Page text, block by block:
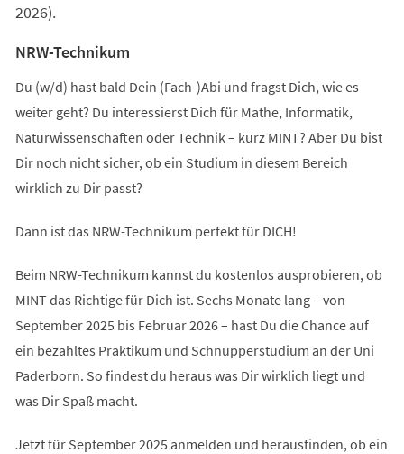
2026).
NRW-Technikum
Du (w/d) hast bald Dein (Fach-)Abi und fragst Dich, wie es
weiter geht? Du interessierst Dich für Mathe, Informatik,
Naturwissenschaften oder Technik – kurz MINT? Aber Du bist
Dir noch nicht sicher, ob ein Studium in diesem Bereich
wirklich zu Dir passt?
Dann ist das NRW-Technikum perfekt für DICH!
Beim NRW-Technikum kannst du kostenlos ausprobieren, ob
MINT das Richtige für Dich ist. Sechs Monate lang – von
September 2025 bis Februar 2026 – hast Du die Chance auf
ein bezahltes Praktikum und Schnupperstudium an der Uni
Paderborn. So findest du heraus was Dir wirklich liegt und
was Dir Spaß macht.
Jetzt für September 2025 anmelden und herausfinden, ob ein